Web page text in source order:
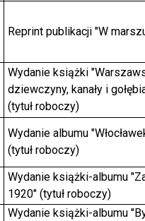
Reprint publikacji "W
Wydanie książki
dziewczyny, kanały i
(tytuł roboczy)
Wydanie albumu
(tytuł roboczy)
Wydanie książki-albumu
1920" (tytuł roboczy)
Wydanie książki-albumu